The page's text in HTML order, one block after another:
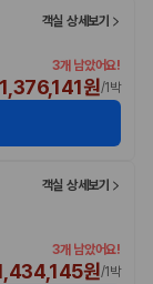
있나요?
요?
객실 상세보기
3개 남았어요!
1,376,141원/1박
객실 상세보기
3개 남았어요!
원/1박